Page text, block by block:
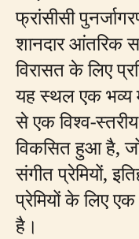
फ्रांसीसी
शानदार आंतरिक
विरासत के लिए
यह स्थल एक भव्य
से एक विश्व-
विकसित हुआ है,
संगीत प्रेमियों,
प्रेमियों के लिए
है।